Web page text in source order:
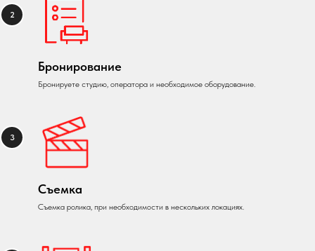
Бронирование
Бронируете студию, оператора и необходимое оборудование.
Съемка
Съемка ролика, при необходимости в нескольких локациях.